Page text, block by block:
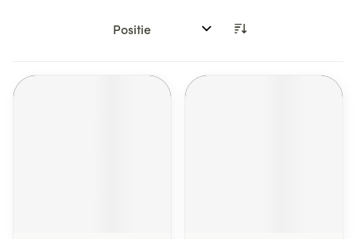
Sorteer op: